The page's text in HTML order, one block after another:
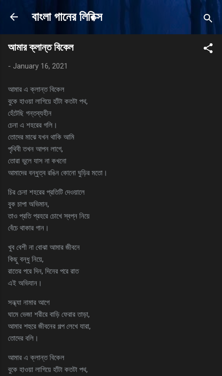
Skip to main content
বাংলা গানের লিরিক্স
আমার ক্লান্ত বিকেল
- January 16, 2021
আমার এ ক্লান্ত বিকেল
বুকে হাওয়া লাগিয়ে হাঁটা কতটা পথ,
হেঁটেছি গন্তব্যহীন
চেনা এ শহরের গলি।
তোদের মাঝে যখন থাকি আমি
পৃথিবী তখন‌‌‌ আপন লাগে,
তোরা ভুলে যাস না কখনো
আমাদের বন্ধুত্ব রঙিন কোনো ঘুড়ির মতো।
চির চেনা শহরের প্রতিটি দেওয়ালে
বুক চাপা অভিমান,
তাও প্রতি প্রহরে চোখে স্বপ্ন নিয়ে
বেঁচে থাকার গান।
খুব বেশী না বোঝা আমার জীবনে
কিছু বন্ধু নিয়ে,
রাতের পরে দিন, দিনের পরে রাত
এই অভিযান।
সন্ধ্যা নামার আগে
ঘামে ভেজা শরীরে বাড়ি ফেরার তাড়া,
আমার শহুরে জীবনের গল্প লেখে যারা,
তোদের বলি।
আমার এ ক্লান্ত বিকেল
বুকে হাওয়া লাগিয়ে হাঁটা কতটা পথ,